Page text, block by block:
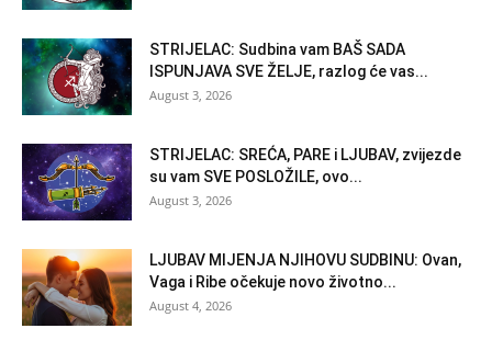
STRIJELAC: Sudbina vam BAŠ SADA
ISPUNJAVA SVE ŽELJE, razlog će vas...
August 3, 2026
STRIJELAC: SREĆA, PARE i LJUBAV, zvijezde
su vam SVE POSLOŽILE, ovo...
August 3, 2026
LJUBAV MIJENJA NJIHOVU SUDBINU: Ovan,
Vaga i Ribe očekuje novo životno...
August 4, 2026